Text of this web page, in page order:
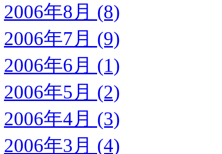
2006年8月 (8)
2006年7月 (9)
2006年6月 (1)
2006年5月 (2)
2006年4月 (3)
2006年3月 (4)